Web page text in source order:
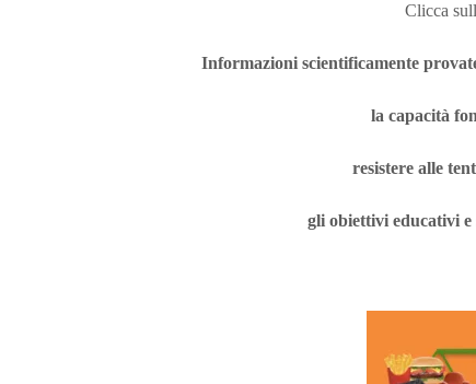
Clicca
Informazioni scientificamente
la capacità
resistere alle
gli obiettivi educativi